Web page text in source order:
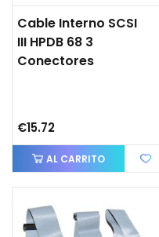
Cable Interno SCSI
III HPDB 68 3
Conectores
€15.72
AL CARRITO